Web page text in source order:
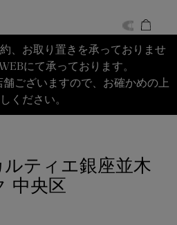
、お取り置きを承っておりませ
にて承っております。
ございますので、お確かめの上
ください。
ティエ銀座並木
中央区